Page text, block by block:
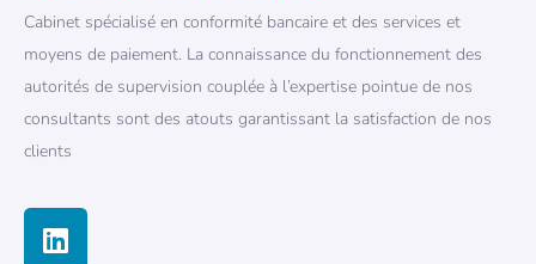
Cabinet spécialisé en conformité bancaire et des services et
moyens de paiement. La connaissance du fonctionnement des
autorités de supervision couplée à l’expertise pointue de nos
consultants sont des atouts garantissant la satisfaction de nos
clients